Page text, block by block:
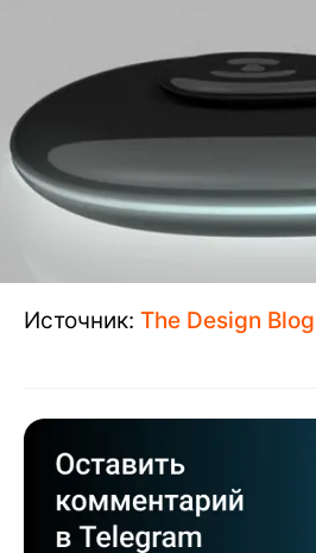
Источник: The Design Blog